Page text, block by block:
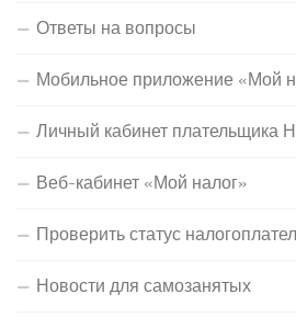
Ответы на вопросы
Мобильное приложение «Мой
Личный кабинет плательщика
Веб-кабинет «Мой налог»
Проверить статус
Новости для самозанятых